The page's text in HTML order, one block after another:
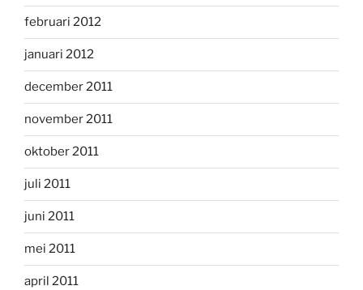
februari 2012
januari 2012
december 2011
november 2011
oktober 2011
juli 2011
juni 2011
mei 2011
april 2011